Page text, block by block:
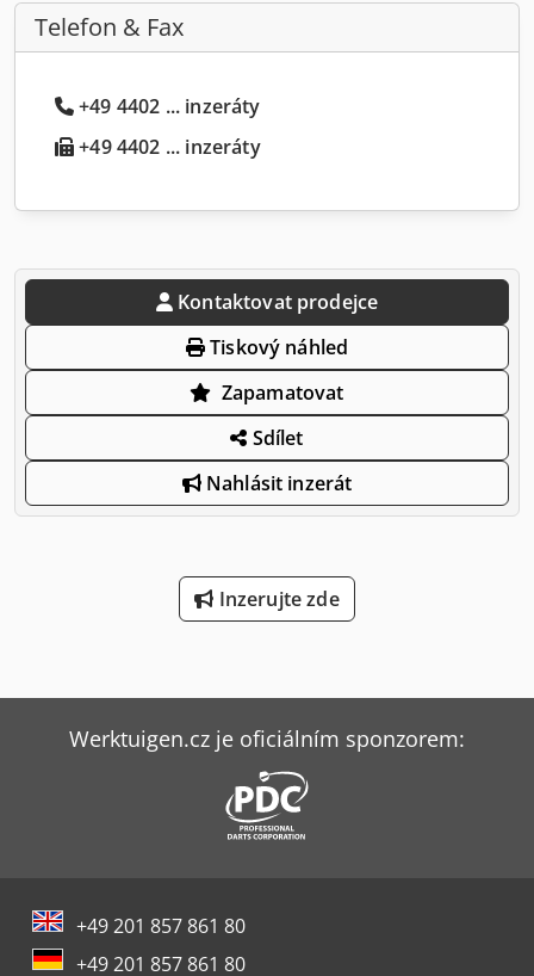
Telefon & Fax
+49 4402 ... inzeráty
+49 4402 ... inzeráty
Kontaktovat prodejce
Tiskový náhled
Zapamatovat
Sdílet
Nahlásit inzerát
Inzerujte zde
Werktuigen.cz je oficiálním sponzorem:
+49 201 857 861 80
+49 201 857 861 80